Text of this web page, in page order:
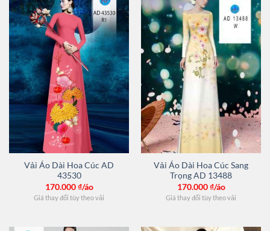
Vải Áo Dài Hoa Cúc AD
43530
170.000₫/áo
Giá thay đổi tùy theo vải
Vải Áo Dài Hoa Cúc Sang
Trọng AD 13488
170.000₫/áo
Giá thay đổi tùy theo vải